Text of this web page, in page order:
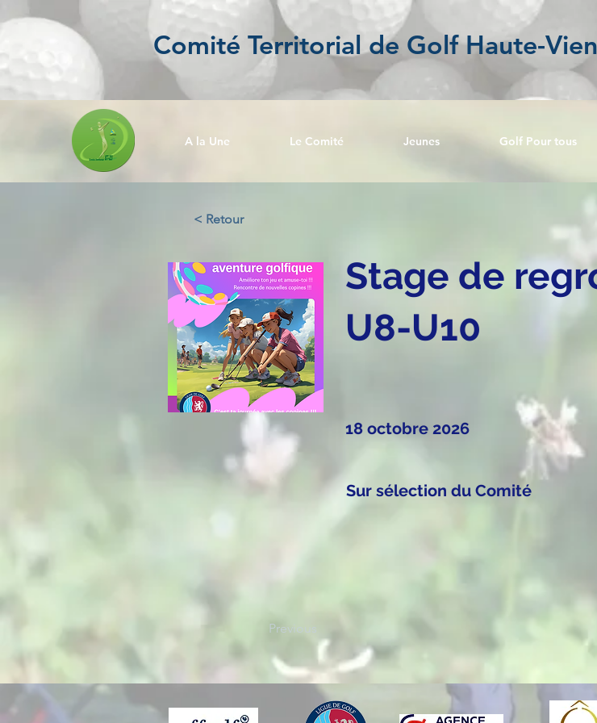
Comité Territorial de Golf Haute-
A la Une Le Comité Jeunes Golf Pour tous
< Retour
Stage de
U8-U10
18 octobre 2026
Sur sélection du Comité
Previous